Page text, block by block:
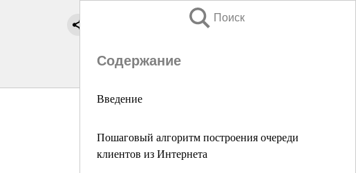
Поиск
Содержание
Введение
Пошаговый алгоритм построения очереди
клиентов из Интернета